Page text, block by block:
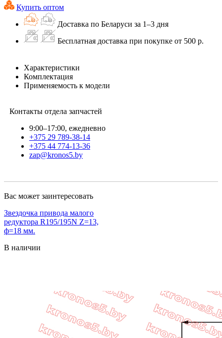
Купить оптом
Доставка по Беларуси за 1–3 дня
Бесплатная доставка при покупке от 500 р.
Характеристики
Комплектация
Применяемость к модели
Контакты отдела запчастей
9:00–17:00, ежедневно
+375 29 789-38-14
+375 44 774-13-36
zap@kronos5.by
Вас может заинтересовать
Звездочка привода малого
редуктора R195/195N Z=13,
ф=18 мм.
В наличии